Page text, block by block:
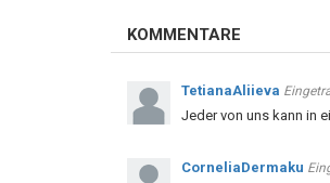
KOMMENTARE
TetianaAliieva
Jeder von uns kann in
CorneliaDermaku